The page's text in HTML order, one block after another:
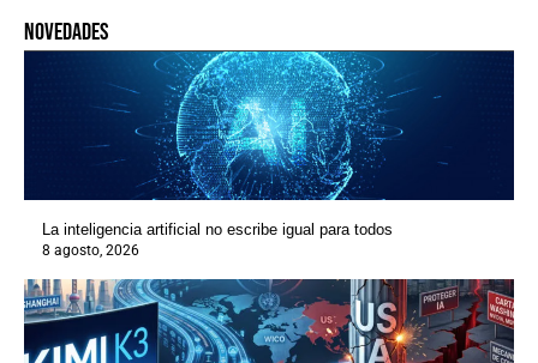
novedades
La inteligencia artificial no escribe igual para todos
8 agosto, 2026